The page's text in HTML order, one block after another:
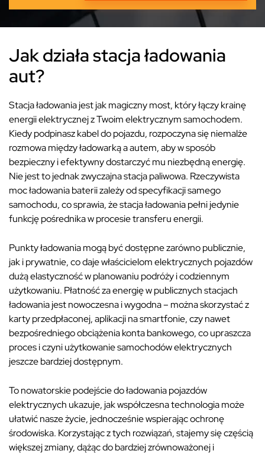
Jak działa stacja ładowania
aut?
Stacja ładowania jest jak magiczny most, który łączy krainę
energii elektrycznej z Twoim elektrycznym samochodem.
Kiedy podpinasz kabel do pojazdu, rozpoczyna się niemalże
rozmowa między ładowarką a autem, aby w sposób
bezpieczny i efektywny dostarczyć mu niezbędną energię.
Nie jest to jednak zwyczajna stacja paliwowa. Rzeczywista
moc ładowania baterii zależy od specyfikacji samego
samochodu, co sprawia, że stacja ładowania pełni jedynie
funkcję pośrednika w procesie transferu energii.
Punkty ładowania mogą być dostępne zarówno publicznie,
jak i prywatnie, co daje właścicielom elektrycznych pojazdów
dużą elastyczność w planowaniu podróży i codziennym
użytkowaniu. Płatność za energię w publicznych stacjach
ładowania jest nowoczesna i wygodna – można skorzystać z
karty przedpłaconej, aplikacji na smartfonie, czy nawet
bezpośredniego obciążenia konta bankowego, co upraszcza
proces i czyni użytkowanie samochodów elektrycznych
jeszcze bardziej dostępnym.
To nowatorskie podejście do ładowania pojazdów
elektrycznych ukazuje, jak współczesna technologia może
ułatwić nasze życie, jednocześnie wspierając ochronę
środowiska. Korzystając z tych rozwiązań, stajemy się częścią
większej zmiany, dążąc do bardziej zrównoważonej i